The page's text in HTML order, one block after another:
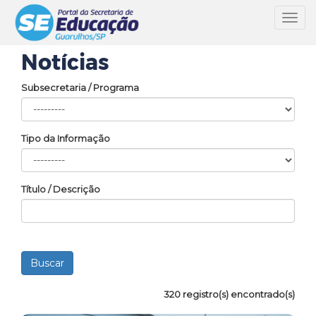
Notícias
Subsecretaria / Programa
Tipo da Informação
Título / Descrição
320 registro(s) encontrado(s)